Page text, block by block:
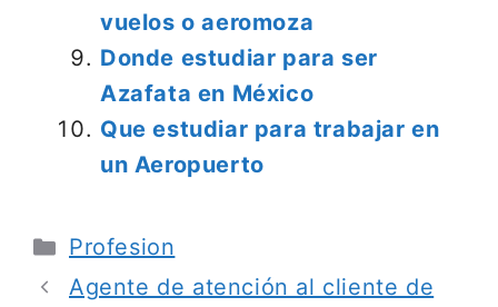
vuelos o aeromoza
Donde estudiar para ser
Azafata en México
Que estudiar para trabajar en
un Aeropuerto
Categorías
Profesion
Agente de atención al cliente de